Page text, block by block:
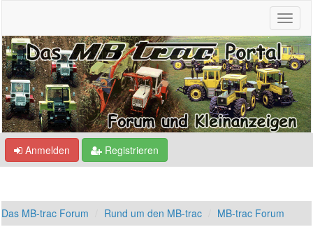
Anmelden Registrieren
Das MB-trac Forum Rund um den MB-trac MB-trac Forum